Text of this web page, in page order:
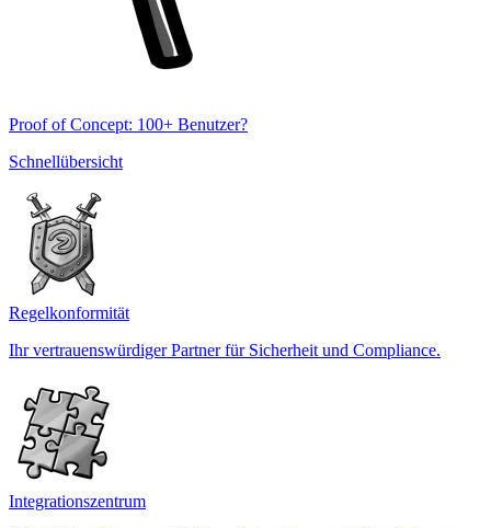
Proof of Concept: 100+ Benutzer?
Schnellübersicht
Regelkonformität
Ihr vertrauenswürdiger Partner für Sicherheit und Compliance.
Integrationszentrum